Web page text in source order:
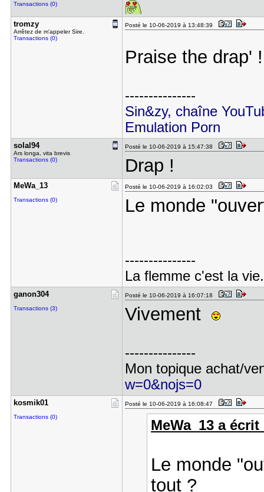
Transactions (0)
tromzy
Arrêtez de m'appeler Sire.
Transactions (0)
Posté le 10-06-2019 à 13:48:39
Praise the
---------------
Sin&zy, chaîne
Emulation Porn
solal94
Ars longa, vita brevis
Transactions (0)
Posté le 10-06-2019 à 15:47:38
Drap !
MeWa_13
Transactions (0)
Posté le 10-06-2019 à 16:02:03
Le monde
---------------
La flemme c'est la vie.
ganon304
Transactions (3)
Posté le 10-06-2019 à 16:07:18
Vivement
---------------
Mon topique achat/
w=0&nojs=0
kosmik01
Transactions (0)
Posté le 10-06-2019 à 16:08:47
MeWa_13 a écrit
Le monde
tout ?